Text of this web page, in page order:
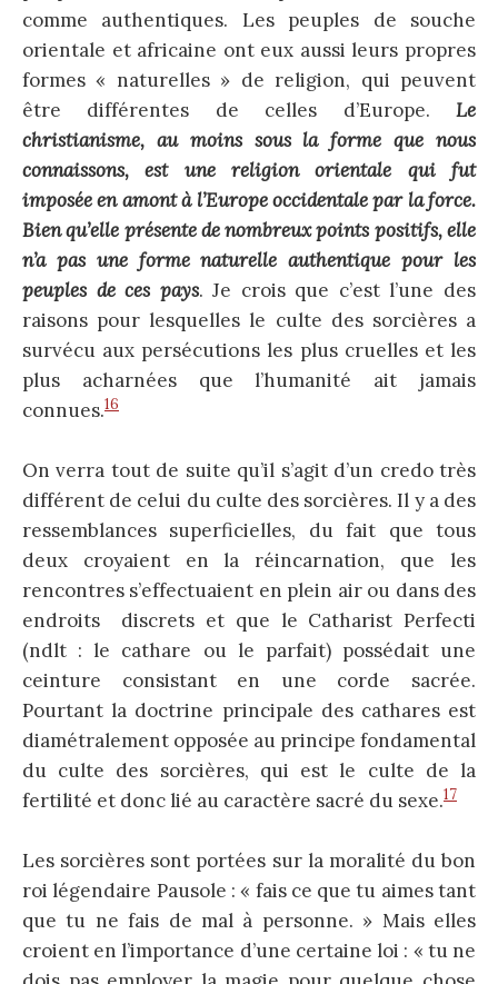
comme authentiques. Les peuples de souche
orientale et africaine ont eux aussi leurs propres
formes « naturelles » de religion, qui peuvent
être différentes de celles d’Europe. Le
christianisme, au moins sous la forme que nous
connaissons, est une religion orientale qui fut
imposée en amont à l’Europe occidentale par la force.
Bien qu’elle présente de nombreux points positifs, elle
n’a pas une forme naturelle authentique pour les
peuples de ces pays. Je crois que c’est l’une des
raisons pour lesquelles le culte des sorcières a
survécu aux persécutions les plus cruelles et les
plus acharnées que l’humanité ait jamais
connues.16
On verra tout de suite qu’il s’agit d’un credo très
différent de celui du culte des sorcières. Il y a des
ressemblances superficielles, du fait que tous
deux croyaient en la réincarnation, que les
rencontres s’effectuaient en plein air ou dans des
endroits discrets et que le Catharist Perfecti
(ndlt : le cathare ou le parfait) possédait une
ceinture consistant en une corde sacrée.
Pourtant la doctrine principale des cathares est
diamétralement opposée au principe fondamental
du culte des sorcières, qui est le culte de la
fertilité et donc lié au caractère sacré du sexe.17
Les sorcières sont portées sur la moralité du bon
roi légendaire Pausole : « fais ce que tu aimes tant
que tu ne fais de mal à personne. » Mais elles
croient en l’importance d’une certaine loi : « tu ne